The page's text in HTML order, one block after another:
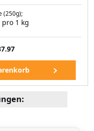
(250g);
pro 1 kg